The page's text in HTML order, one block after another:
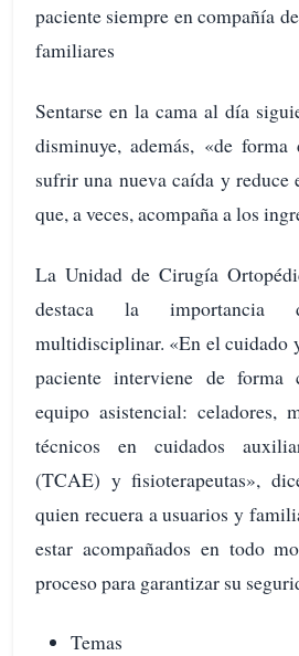
paciente siempre en compañía
familiares
Sentarse en la cama al día
disminuye, además, «de
sufrir una nueva caída y reduce
que, a veces, acompaña a los
La Unidad de Cirugía
destaca la importancia
multidisciplinar. «En el cuidado
paciente interviene de forma
equipo asistencial: celadores,
técnicos en cuidados
(TCAE) y fisioterapeutas»,
quien recuera a usuarios y
estar acompañados en todo
proceso para garantizar su
Temas